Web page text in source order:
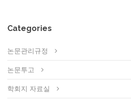
Categories
논문관리규정
논문투고
학회지 자료실